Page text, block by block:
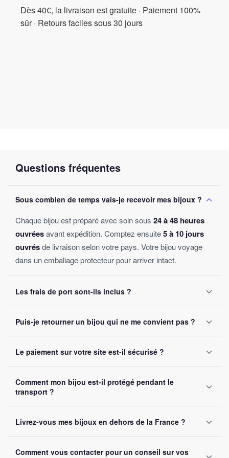
Dès 40€, la livraison est gratuite · Paiement 100%
sûr · Retours faciles sous 30 jours
Questions fréquentes
Sous combien de temps vais-je recevoir mes bijoux ?
Chaque bijou est préparé avec soin sous 24 à 48 heures
ouvréesavant expédition. Comptez ensuite5 à 10 jours
ouvrésde livraison selon votre pays. Votre bijou voyage
dans un emballage protecteur pour arriver intact.
Les frais de port sont-ils inclus ?
sans montant minimum d'achat. Votre bijou part sous 24 à
48 heures ouvrées.
Puis-je retourner un bijou qui ne me convient pas ?
le retourner. Remboursement intégral garanti, sans
question posée.
Le paiement sur votre site est-il sécurisé ?
SSL. Nous acceptons Visa, Mastercard, PayPal et Apple
Pay. Vos données bancaires ne sont jamais stockées sur
Comment mon bijou est-il protégé pendant le
transport ?
renforcé. Un numéro de suivi vous est envoyé par e-mail
dès l'expédition.
Livrez-vous mes bijoux en dehors de la France ?
. Comptez 5 à 10 jours ouvrés selon la
Comment vous contacter pour un conseil sur vos